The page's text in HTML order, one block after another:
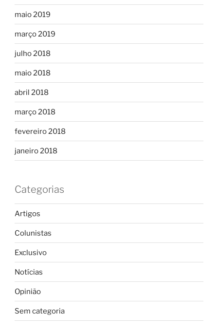
maio 2019
março 2019
julho 2018
maio 2018
abril 2018
março 2018
fevereiro 2018
janeiro 2018
Categorias
Artigos
Colunistas
Exclusivo
Notícias
Opinião
Sem categoria